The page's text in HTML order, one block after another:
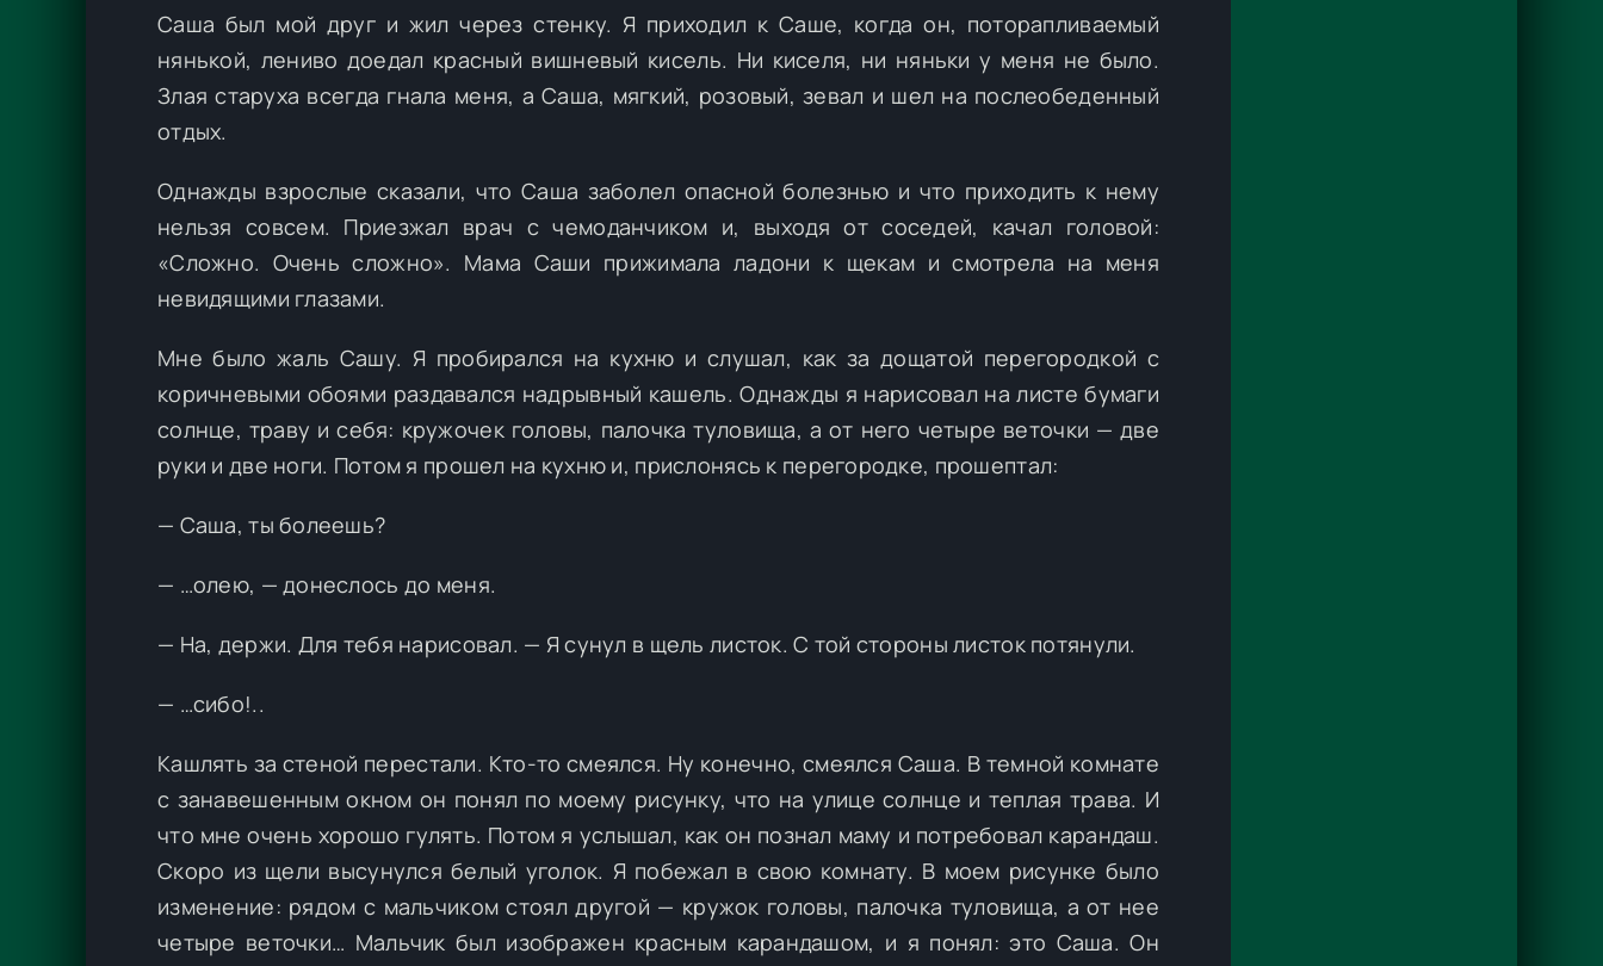
Саша был мой друг и жил через стенку. Я приходил к Саше, когда он, поторапливаемый
нянькой, лениво доедал красный вишневый кисель. Ни киселя, ни няньки у меня не было.
Злая старуха всегда гнала меня, а Саша, мягкий, розовый, зевал и шел на послеобеденный
отдых.
Однажды взрослые сказали, что Саша заболел опасной болезнью и что приходить к нему
нельзя совсем. Приезжал врач с чемоданчиком и, выходя от соседей, качал головой:
«Сложно. Очень сложно». Мама Саши прижимала ладони к щекам и смотрела на меня
невидящими глазами.
Мне было жаль Сашу. Я пробирался на кухню и слушал, как за дощатой перегородкой с
коричневыми обоями раздавался надрывный кашель. Однажды я нарисовал на листе бумаги
солнце, траву и себя: кружочек головы, палочка туловища, а от него четыре веточки — две
руки и две ноги. Потом я прошел на кухню и, прислонясь к перегородке, прошептал:
— Саша, ты болеешь?
— …олею, — донеслось до меня.
— На, держи. Для тебя нарисовал. — Я сунул в щель листок. С той стороны листок потянули.
— …сибо!..
Кашлять за стеной перестали. Кто-то смеялся. Ну конечно, смеялся Саша. В темной комнате
с занавешенным окном он понял по моему рисунку, что на улице солнце и теплая трава. И
что мне очень хорошо гулять. Потом я услышал, как он познал маму и потребовал карандаш.
Скоро из щели высунулся белый уголок. Я побежал в свою комнату. В моем рисунке было
изменение: рядом с мальчиком стоял другой — кружок головы, палочка туловища, а от нее
четыре веточки… Мальчик был изображен красным карандашом, и я понял: это Саша. Он